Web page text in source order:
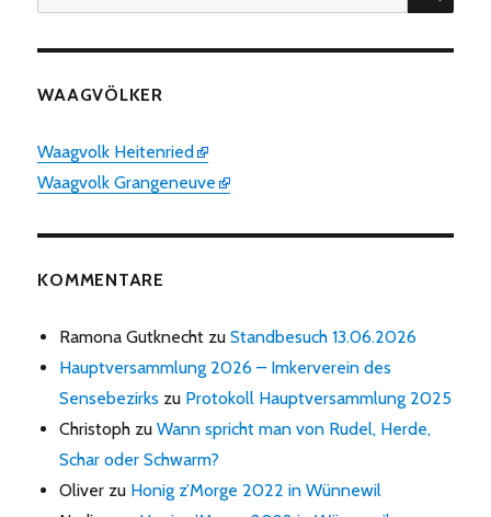
nach:
WAAGVÖLKER
Waagvolk Heitenried
Waagvolk Grangeneuve
KOMMENTARE
Ramona Gutknecht zuStandbesuch 13.06.2026
Hauptversammlung 2026 – Imkerverein des
Sensebezirks zu Protokoll Hauptversammlung 2025
Christoph zuWann spricht man von Rudel, Herde,
Schar oder Schwarm?
Oliver zu Honig z’Morge 2022 in Wünnewil